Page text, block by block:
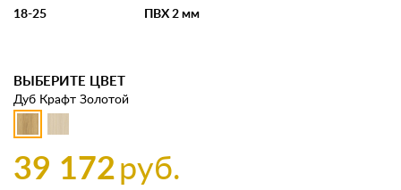
18-25 ПВХ 2 мм
ВЫБЕРИТЕ ЦВЕТ
Дуб Крафт Золотой
39 172руб.